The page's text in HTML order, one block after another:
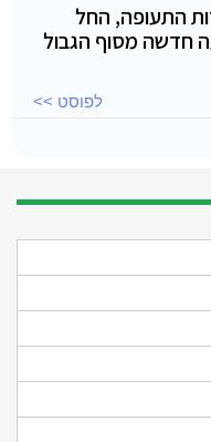
התעופה, החל
לפוסט >>